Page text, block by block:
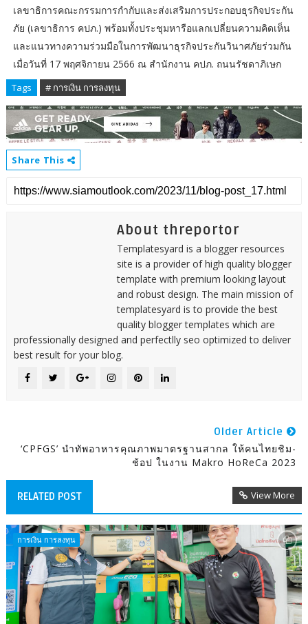
เลขาธิการคณะกรรมการกำกับและส่งเสริมการประกอบธุรกิจประกัน
ภัย (เลขาธิการ คปภ.) พร้อมทั้งประชุมหารือแลกเปลี่ยนความคิดเห็น
และแนวทางความร่วมมือในการพัฒนาธุรกิจประกันวินาศภัยร่วมกัน
เมื่อวันที่ 17 พฤศจิกายน 2566 ณ สำนักงาน คปภ. ถนนรัชดาภิเษก
Tags # การเงิน การลงทุน
Share This
About threportor
Templatesyard is a blogger resources
site is a provider of high quality blogger
template with premium looking layout
and robust design. The main mission of
templatesyard is to provide the best
quality blogger templates which are
professionally designed and perfectlly seo optimized to deliver
best result for your blog.
Older Article
‘CPFGS’ นำทัพอาหารคุณภาพมาตรฐานสากล ให้คนไทยชิม-
ช้อป ในงาน Makro HoReCa 2023
RELATED POST View More
การเงิน การลงทุน